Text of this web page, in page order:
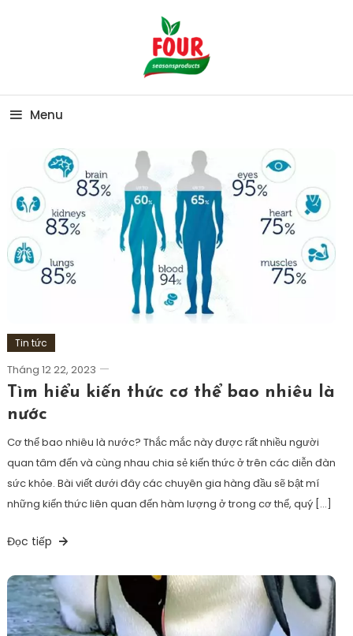
Menu
Tin tức
Tháng 12 22, 2023
Tìm hiểu kiến thức cơ thể bao nhiêu là
nước
Cơ thể bao nhiêu là nước? Thắc mắc này được rất nhiều người
quan tâm đến và cùng nhau chia sẻ kiến thức ở trên các diễn đàn
sức khỏe. Bài viết dưới đây các chuyên gia hàng đầu sẽ bật mí
những kiến thức liên quan đến hàm lượng ở trong cơ thể, quý […]
Đọc tiếp